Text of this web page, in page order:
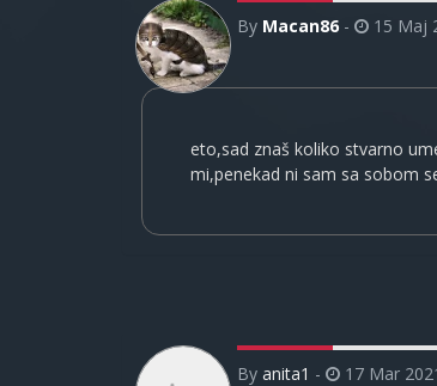
By Macan86 - 15 Maj
eto,sad znaš koliko stvarno
mi,penekad ni sam sa sobom
By anita1 - 17 Mar